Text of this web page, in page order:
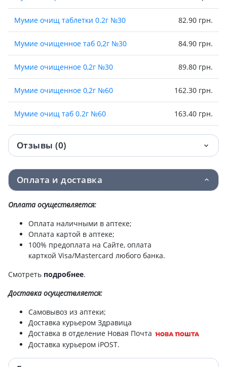
Мумие очищ таблетки 0.2г №30 82.90 грн.
Мумие очищенное таб 0,2г №30 84.90 грн.
Мумие очищенное 0,2г №30 89.80 грн.
Мумие очищенное 0,2г №60 162.30 грн.
Мумие очищ таб 0.2г №60 163.40 грн.
Мумие очищенное 0,2г №60 171.20 грн.
Мумие высокогорное 400мг №60 318.30 грн.
Отзывы (0)
Оплата и доставка
Оплата осуществляется:
Оплата наличными в аптеке;
Оплата картой в аптеке;
100% предоплата на Сайте, оплата
карткой Visa/Mastercard любого банка.
Смотреть подробнее.
Доставкаосуществляется:
Самовывоз из аптеки;
Доставка курьером Здравица
Доставка в отделение Новая Почта
Доставка курьером iPOST.